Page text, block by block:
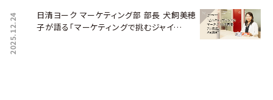
2025.12.24
日清ヨーク マーケティング部 部長 犬飼美穂
子が語る「マーケティングで挑むジャイ…